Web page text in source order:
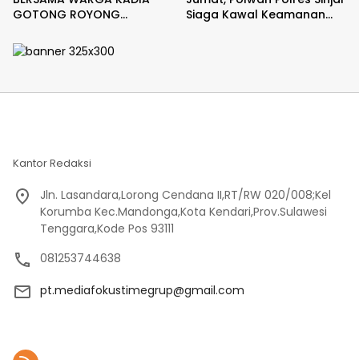
GOTONG ROYONG
DENGAN SEMANGAT MERAH
PUTIH
Siaga Kawal Keamanan
Kantor Redaksi
Jln. Lasandara,Lorong Cendana II,RT/RW 020/008;Kel
Korumba Kec.Mandonga,Kota Kendari,Prov.Sulawesi
Tenggara,Kode Pos 93111
081253744638
pt.mediafokustimegrup@gmail.com